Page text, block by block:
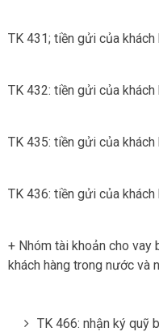
TK 431; tiền gửi của
TK 432: tiền gửi của
TK 435: tiền gửi của
TK 436: tiền gửi của
+ Nhóm tài khoản cho
khách hàng trong nước và
TK 466: nhận ký quỹ